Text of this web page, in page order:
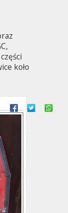
koło